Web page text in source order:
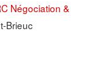
Négociation &
Brieuc